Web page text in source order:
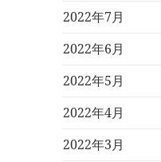
2022年7月
2022年6月
2022年5月
2022年4月
2022年3月